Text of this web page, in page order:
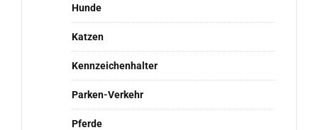
Hunde
Katzen
Kennzeichenhalter
Parken-Verkehr
Pferde